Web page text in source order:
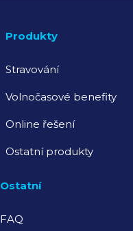
Produkty
Stravování
Volnočasové benefity
Online řešení
Ostatní produkty
Ostatní
FAQ